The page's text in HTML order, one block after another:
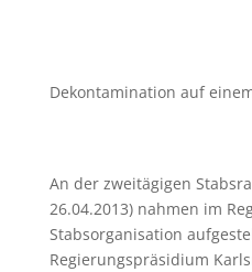
Dekontamination auf
An der zweitägigen
26.04.2013) nahmen im
Stabsorganisation
Regierungspräsidium